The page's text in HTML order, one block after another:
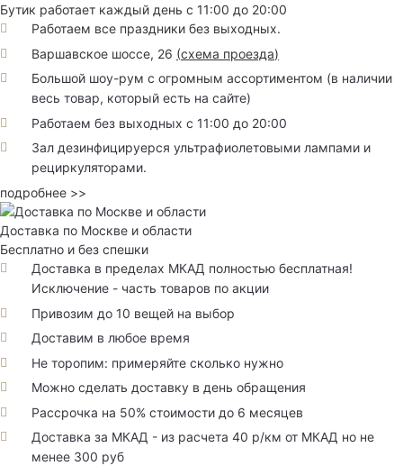
Бутик работает каждый день с 11:00 до 20:00
Работаем все праздники без выходных.
Варшавское шоссе, 26 (схема проезда)
Большой шоу-рум с огромным ассортиментом (в наличии
весь товар, который есть на сайте)
Работаем без выходных с 11:00 до 20:00
Зал дезинфицируерся ультрафиолетовыми лампами и
рециркуляторами.
подробнее >>
Доставка по Москве и области
Бесплатно и без спешки
Доставка в пределах МКАД полностью бесплатная!
Исключение - часть товаров по акции
Привозим до 10 вещей на выбор
Доставим в любое время
Не торопим: примеряйте сколько нужно
Можно сделать доставку в день обращения
Рассрочка на 50% стоимости до 6 месяцев
Доставка за МКАД - из расчета 40 р/км от МКАД но не
менее 300 руб